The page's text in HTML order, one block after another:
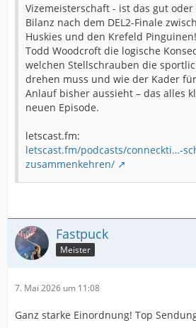
Vizemeisterschaft - ist das gut
Bilanz nach dem DEL2-Finale
Huskies und den Krefeld
Todd Woodcroft die logische
welchen Stellschrauben die
drehen muss und wie der Kader
Anlauf bisher aussieht – das alles
neuen Episode.
letscast.fm:
letscast.fm/podcasts/conneckti…-
zusammenkehren/
Fastpuck
Meister
7. Mai 2026 um 11:08
Ganz starke Einordnung! Top